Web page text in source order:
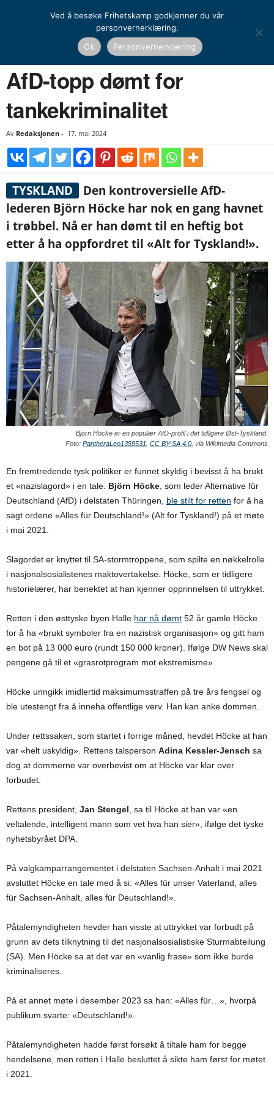
AfD-topp dømt for tankekriminalitet
AfD-topp dømt for
tankekriminalitet
Av Redaksjonen - 17. mai 2024
TYSKLAND
Den kontroversielle AfD-
lederen Björn Höcke har nok en gang havnet
i trøbbel. Nå er han dømt til en heftig bot
etter å ha oppfordret til «Alt for Tyskland!».
Björn Höcke er en populær AfD-profil i det tidligere Øst-Tyskland.
Foto: PantheraLeo1359531 CC BY-SA 4.0 , via Wikimedia Commons
En fremtredende tysk politiker er funnet skyldig i bevisst å ha brukt
et «nazislagord» i en tale. Björn Höcke, som leder Alternative für
Deutschland (AfD) i delstaten Thüringen, ble stilt for retten for å ha
sagt ordene «Alles für Deutschland!» (Alt for Tyskland!) på et møte
i mai 2021.
Slagordet er knyttet til SA-stormtroppene, som spilte en nøkkelrolle
i nasjonalsosialistenes maktovertakelse. Höcke, som er tidligere
historielærer, har benektet at han kjenner opprinnelsen til uttrykket.
Retten i den østtyske byen Halle har nå dømt 52 år gamle Höcke
for å ha «brukt symboler fra en nazistisk organisasjon» og gitt ham
en bot på 13 000 euro (rundt 150 000 kroner). Ifølge DW News skal
pengene gå til et «grasrotprogram mot ekstremisme».
Höcke unngikk imidlertid maksimumsstraffen på tre års fengsel og
ble utestengt fra å inneha offentlige verv. Han kan anke dommen.
Under rettssaken, som startet i forrige måned, hevdet Höcke at han
var «helt uskyldig». Rettens talsperson Adina Kessler-Jensch sa
dog at dommerne var overbevist om at Höcke var klar over
forbudet.
Rettens president, Jan Stengel, sa til Höcke at han var «en
veltalende, intelligent mann som vet hva han sier», ifølge det tyske
nyhetsbyrået DPA.
På valgkamparrangementet i delstaten Sachsen-Anhalt i mai 2021
avsluttet Höcke en tale med å si: «Alles für unser Vaterland, alles
für Sachsen-Anhalt, alles für Deutschland!».
Påtalemyndigheten hevder han visste at uttrykket var forbudt på
grunn av dets tilknytning til det nasjonalsosialistiske Sturmabteilung
(SA). Men Höcke sa at det var en «vanlig frase» som ikke burde
kriminaliseres.
På et annet møte i desember 2023 sa han: «Alles für…», hvorpå
publikum svarte: «Deutschland!».
Påtalemyndigheten hadde først forsøkt å tiltale ham for begge
hendelsene, men retten i Halle besluttet å sikte ham først for møtet
i 2021.
Ved å besøke Frihetskamp godkjenner du vår
personvernerklæring.
Ok
Personvernerklæring